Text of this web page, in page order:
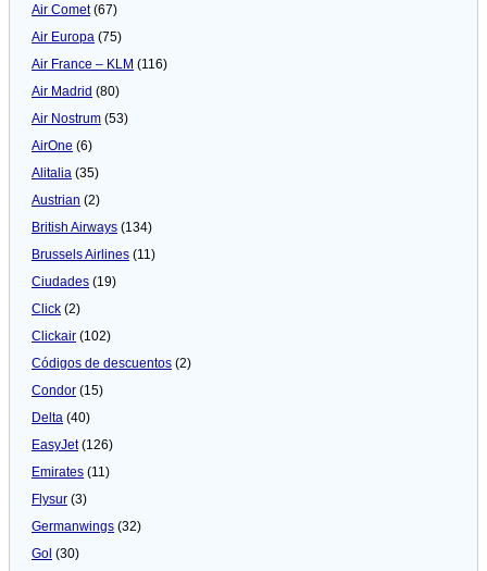
Air Comet(67)
Air Europa (75)
Air France – KLM (116)
Air Madrid (80)
Air Nostrum (53)
AirOne (6)
Alitalia (35)
Austrian (2)
British Airways (134)
Brussels Airlines (11)
Ciudades (19)
Click (2)
Clickair (102)
Códigos de descuentos (2)
Condor (15)
Delta (40)
EasyJet(126)
Emirates (11)
Flysur (3)
Germanwings (32)
Gol (30)